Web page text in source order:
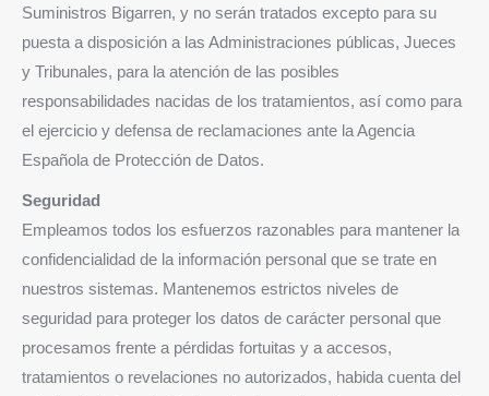
Suministros Bigarren, y no serán tratados excepto para su
puesta a disposición a las Administraciones públicas, Jueces
y Tribunales, para la atención de las posibles
responsabilidades nacidas de los tratamientos, así como para
el ejercicio y defensa de reclamaciones ante la Agencia
Española de Protección de Datos.
Seguridad
Empleamos todos los esfuerzos razonables para mantener la
confidencialidad de la información personal que se trate en
nuestros sistemas. Mantenemos estrictos niveles de
seguridad para proteger los datos de carácter personal que
procesamos frente a pérdidas fortuitas y a accesos,
tratamientos o revelaciones no autorizados, habida cuenta del